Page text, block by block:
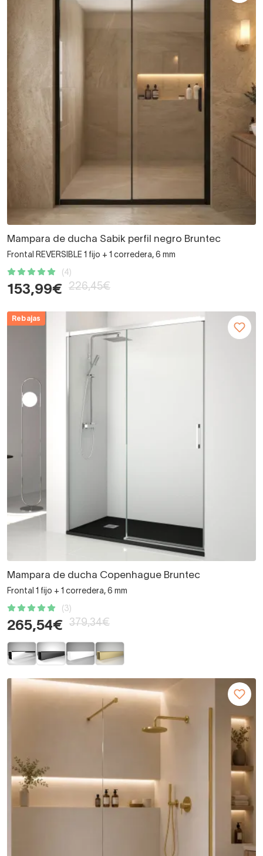
Mampara de ducha Sabik perfil negro Bruntec
Frontal REVERSIBLE 1 fijo + 1 corredera, 6 mm
(4)
153,99€ 226,45€
Rebajas
Mampara de ducha Copenhague Bruntec
Frontal 1 fijo + 1 corredera, 6 mm
(3)
265,54€ 379,34€